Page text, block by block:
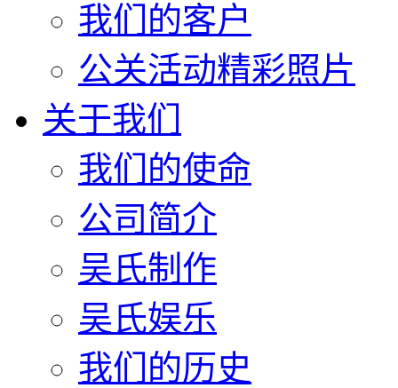
我们的客户
公关活动精彩照片
关于我们
我们的使命
公司简介
吴氏制作
吴氏娱乐
我们的历史